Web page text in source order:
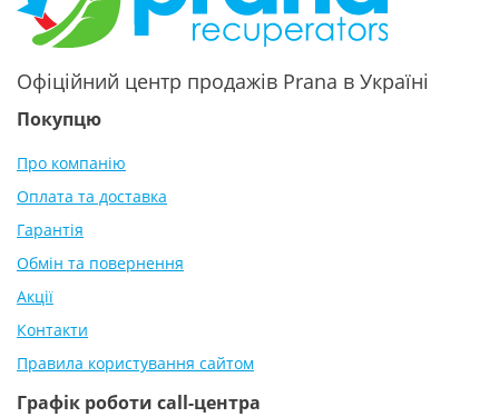
Офіційний центр продажів Prana в Україні
Покупцю
Про компанію
Оплата та доставка
Гарантія
Обмін та повернення
Акції
Контакти
Правила користування сайтом
Графік роботи call-центра